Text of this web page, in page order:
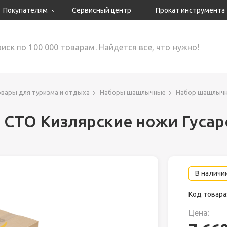
Покупателям
Как оформить заказ?
Сервисный центр Прокат инструмента
для туризма и отдыха Наборы шашлычные Набор
Кизлярские ножи
В
Код
Цена: